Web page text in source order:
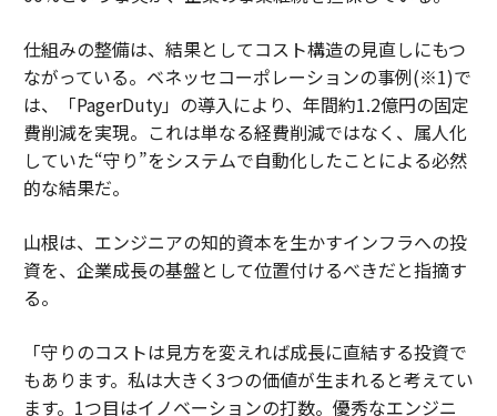
仕組みの整備は、結果としてコスト構造の見直しにもつ
ながっている。ベネッセコーポレーションの事例(※1)で
は、「PagerDuty」の導入により、年間約1.2億円の固定
費削減を実現。これは単なる経費削減ではなく、属人化
していた“守り”をシステムで自動化したことによる必然
的な結果だ。
山根は、エンジニアの知的資本を生かすインフラへの投
資を、企業成長の基盤として位置付けるべきだと指摘す
る。
「守りのコストは見方を変えれば成長に直結する投資で
もあります。私は大きく3つの価値が生まれると考えてい
ます。1つ目はイノベーションの打数。優秀なエンジニ